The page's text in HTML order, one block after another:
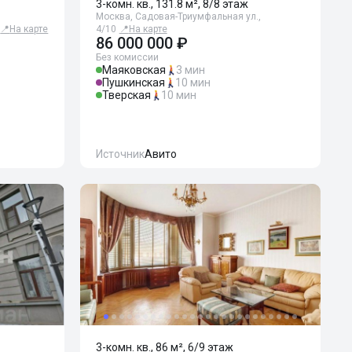
📍 На карте
3-комн. кв., 131.8 м², 8/8 этаж
Москва, Садовая-Триумфальная ул.,
4/10 📍 На карте
86 000 000 ₽
Без комиссии
Маяковская
3 мин
Пушкинская
10 мин
Тверская
10 мин
ИсточникАвито
3-комн. кв., 86 м², 6/9 этаж